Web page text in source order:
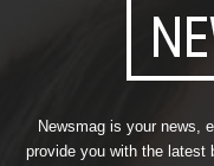
Newsmag is your news,
provide you with the latest